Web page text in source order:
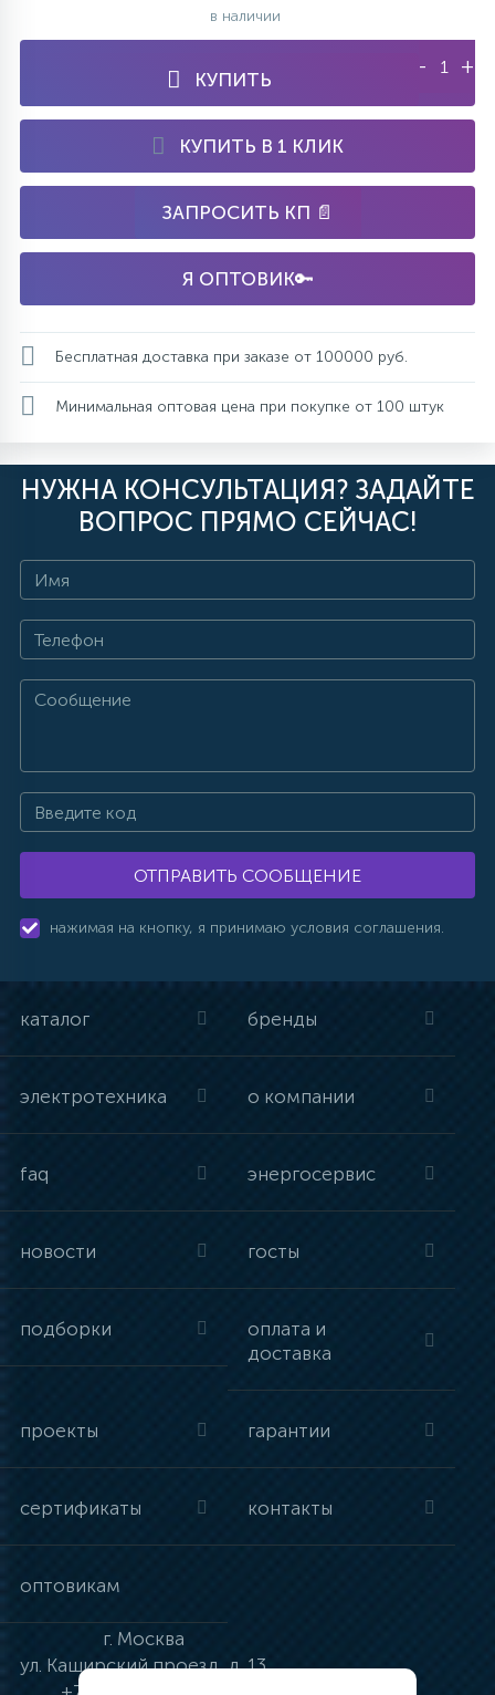
в наличии
КУПИТЬ
- +
КУПИТЬ В 1 КЛИК
ЗАПРОСИТЬ КП 📄
Я ОПТОВИК🔑
Бесплатная доставка при заказе от 100000 руб.
Минимальная оптовая цена при покупке от 100 штук
НУЖНА КОНСУЛЬТАЦИЯ? ЗАДАЙТЕ
ВОПРОС ПРЯМО СЕЙЧАС!
ОТПРАВИТЬ СООБЩЕНИЕ
нажимая на кнопку, я принимаю условия соглашения.
каталог бренды
электротехника о компании
faq энергосервис
новости госты
подборки
оплата и
доставка
проекты гарантии
сертификаты контакты
оптовикам
г. Москва
ул. Каширский проезд, д. 13